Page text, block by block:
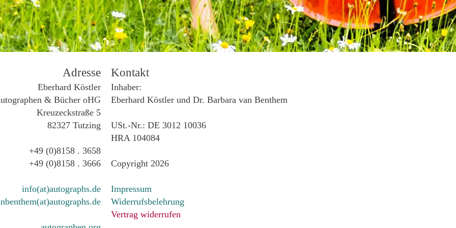
Adresse
Eberhard Köstler
& Bücher oHG
Kreuzeckstraße 5
82327 Tutzing
+49 (0)8158 . 3658
+49 (0)8158 . 3666
info(at)autographs.de
Kontakt
Inhaber:
Eberhard Köstler und Dr. Barbara van Benthem
USt.-Nr.: DE 3012 10036
HRA 104084
Copyright 2026
Impressum
Widerrufsbelehrung
Vertrag widerrufen